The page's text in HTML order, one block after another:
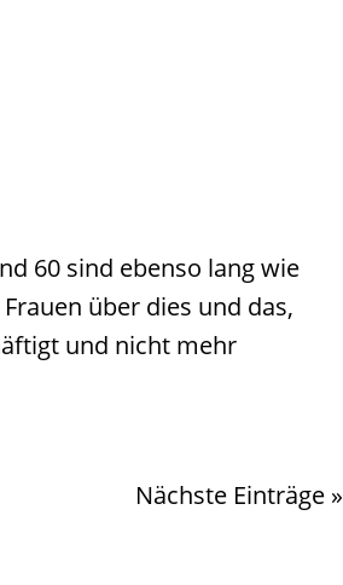
60 sind ebenso lang wie
über dies und das,
und nicht mehr
Nächste Einträge »